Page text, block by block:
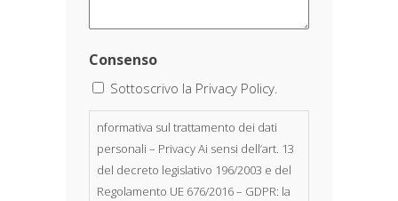
Consenso
Sottoscrivo la Privacy Policy.
nformativa sul trattamento dei dati
personali – Privacy Ai sensi dell’art. 13
del decreto legislativo 196/2003 e del
Regolamento UE 676/2016 – GDPR: la